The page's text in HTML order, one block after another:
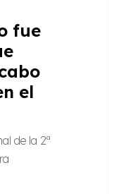
fue
el
de la 2ª